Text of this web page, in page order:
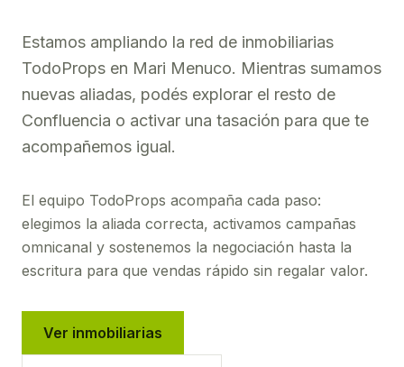
Estamos ampliando la red de inmobiliarias
TodoProps en Mari Menuco. Mientras sumamos
nuevas aliadas, podés explorar el resto de
Confluencia o activar una tasación para que te
acompañemos igual.
El equipo TodoProps acompaña cada paso:
elegimos la aliada correcta, activamos campañas
omnicanal y sostenemos la negociación hasta la
escritura para que vendas rápido sin regalar valor.
Ver inmobiliarias